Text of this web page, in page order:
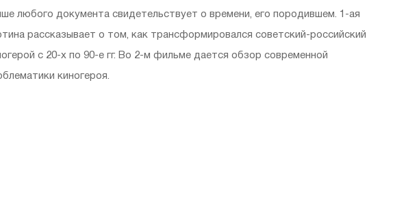
любого документа свидетельствует о времени, его породившем. 1-ая
рассказывает о том, как трансформировался советский-российский
с 20-х по 90-е гг. Во 2-м фильме дается обзор современной
киногероя.